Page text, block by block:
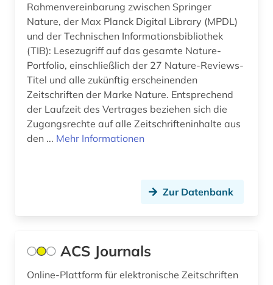
naturwissenschaften (115)
naturwissenschaftler (1)
open access (3)
open access transformation (1)
ornithologie (1)
paläontologie (1)
pharmazie (12)
Rahmenvereinbarung zwischen Springer
Nature, der Max Planck Digital Library (MPDL)
und der Technischen Informationsbibliothek
(TIB): Lesezugriff auf das gesamte Nature-
Portfolio, einschließlich der 27 Nature-Reviews-
Titel und alle zukünftig erscheinenden
Zeitschriften der Marke Nature. Entsprechend
der Laufzeit des Vertrages beziehen sich die
Zugangsrechte auf alle Zeitschrifteninhalte aus
den ... Mehr Informationen
Zur Datenbank
ACS Journals
Online-Plattform für elektronische Zeitschriften